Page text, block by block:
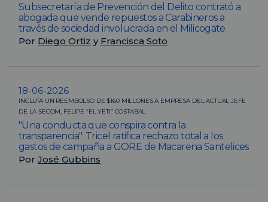
Subsecretaría de Prevención del Delito contrató a
abogada que vende repuestos a Carabineros a
través de sociedad involucrada en el Milicogate
Por Diego Ortiz y Francisca Soto
18-06-2026
INCLUÍA UN REEMBOLSO DE $160 MILLONES A EMPRESA DEL ACTUAL JEFE
DE LA SECOM, FELIPE “EL YETI” COSTABAL
"Una conducta que conspira contra la
transparencia": Tricel ratifica rechazo total a los
gastos de campaña a GORE de Macarena Santelices
Por José Gubbins